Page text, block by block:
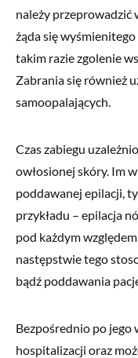
należy przeprowadzić
żąda się
takim razie zgolenie
Zabrania się również
samoopalających.
Czas zabiegu
owłosionej skóry. Im
poddawanej epilacji,
przykładu – epilacja
pod każdym
następstwie tego
bądź poddawania
Bezpośrednio po jego
hospitalizacji oraz